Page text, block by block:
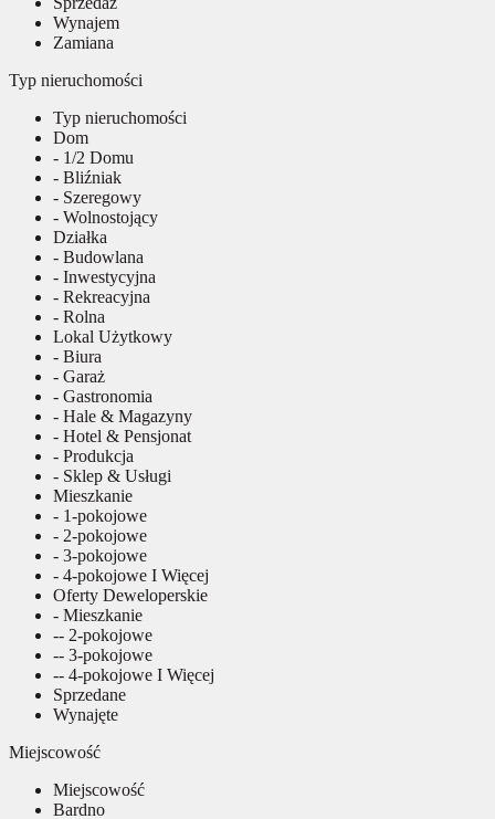
Wynajem
Zamiana
Typ nieruchomości
Typ nieruchomości
Dom
- 1/2 Domu
- Bliźniak
- Szeregowy
- Wolnostojący
Działka
- Budowlana
- Inwestycyjna
- Rekreacyjna
- Rolna
Lokal Użytkowy
- Biura
- Garaż
- Gastronomia
- Hale & Magazyny
- Hotel & Pensjonat
- Produkcja
- Sklep & Usługi
Mieszkanie
- 1-pokojowe
- 2-pokojowe
- 3-pokojowe
- 4-pokojowe I Więcej
Oferty Deweloperskie
- Mieszkanie
-- 2-pokojowe
-- 3-pokojowe
-- 4-pokojowe I Więcej
Sprzedane
Wynajęte
Miejscowość
Miejscowość
Bardno